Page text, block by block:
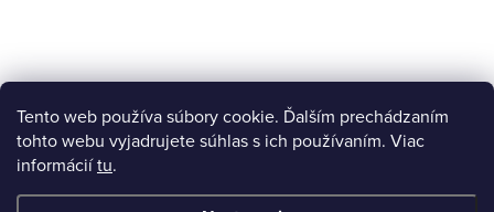
Tento web používa súbory cookie. Ďalším prechádzaním
tohto webu vyjadrujete súhlas s ich používaním. Viac
informáciítu.